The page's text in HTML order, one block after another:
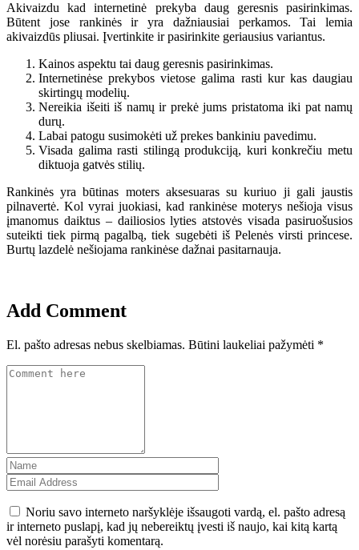
Akivaizdu kad internetinė prekyba daug geresnis pasirinkimas.
Būtent jose rankinės ir yra dažniausiai perkamos. Tai lemia
akivaizdūs pliusai. Įvertinkite ir pasirinkite geriausius variantus.
Kainos aspektu tai daug geresnis pasirinkimas.
Internetinėse prekybos vietose galima rasti kur kas daugiau
skirtingų modelių.
Nereikia išeiti iš namų ir prekė jums pristatoma iki pat namų
durų.
Labai patogu susimokėti už prekes bankiniu pavedimu.
Visada galima rasti stilingą produkciją, kuri konkrečiu metu
diktuoja gatvės stilių.
Rankinės yra būtinas moters aksesuaras su kuriuo ji gali jaustis
pilnavertė. Kol vyrai juokiasi, kad rankinėse moterys nešioja visus
įmanomus daiktus – dailiosios lyties atstovės visada pasiruošusios
suteikti tiek pirmą pagalbą, tiek sugebėti iš Pelenės virsti princese.
Burtų lazdelė nešiojama rankinėse dažnai pasitarnauja.
Add Comment
El. pašto adresas nebus skelbiamas. Būtini laukeliai pažymėti *
Noriu savo interneto naršyklėje išsaugoti vardą, el. pašto adresą
ir interneto puslapį, kad jų nebereiktų įvesti iš naujo, kai kitą kartą
vėl norėsiu parašyti komentarą.